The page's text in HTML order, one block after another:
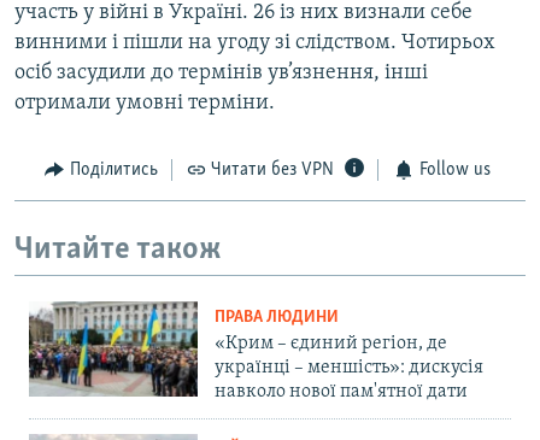
участь у війні в Україні. 26 із них визнали себе
винними і пішли на угоду зі слідством. Чотирьох
осіб засудили до термінів ув’язнення, інші
отримали умовні терміни.
Поділитись Читати без VPN Follow us
Читайте також
ПРАВА ЛЮДИНИ
«Крим – єдиний регіон, де
українці – меншість»: дискусія
навколо нової пам'ятної дати